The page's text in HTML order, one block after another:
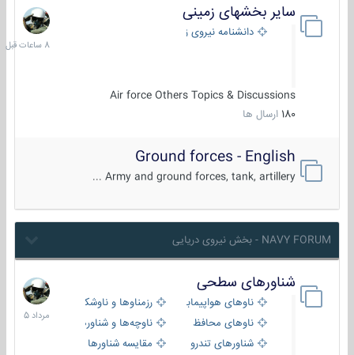
سایر بخشهای زمینی
دانشنامه نیروی زمینی
Air force Others Topics & Discussions
180 ارسال ها
8
ساعات
قبل
Ground forces - English
Army and ground forces, tank, artillery ...
NAVY FORUM - بخش نیروی دریایی
شناورهای سطحی
ناوهای هواپیمابر و بالگرد بررزمناوها و ناوشکن‌ها
ناوهای محافظ
ناوچه‌ها و شناورهای گشتی
شناورهای تندرو
مقایسه شناورها
2
مرداد
1405